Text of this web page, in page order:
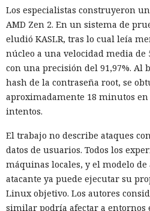
bloques HTML ocultos,
«asistente», así como símbolos
El cálculo se basa en la
persona y lo que recibe el
blanco, un bloque con
servicio pueden no captar la
permanecer en los datos de
un fragmento del correo como
como contenido del mensaje.
Forcepoint enfatiza que
real listo ni ejecuta instrucciones
compara el modo protegido con
Los especialistas construyeron
AMD Zen 2. En un sistema de
eludió KASLR, tras lo cual leía
núcleo a una velocidad media de
con una precisión del 91,97%. Al
hash de la contraseña root, se
aproximadamente 18 minutos en
intentos.
El trabajo no describe ataques
datos de usuarios. Todos los
máquinas locales, y el modelo
atacante ya puede ejecutar su
Linux objetivo. Los autores
similar podría afectar a entornos